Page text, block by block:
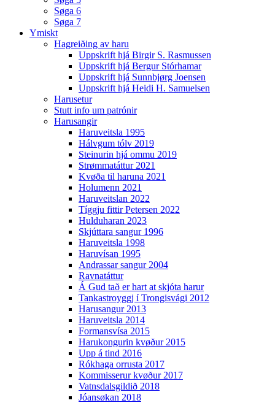
Søga 6
Søga 7
Ymiskt
Hagreiðing av haru
Uppskrift hjá Birgir S. Rasmussen
Uppskrift hjá Bergur Stórhamar
Uppskrift hjá Sunnbjørg Joensen
Uppskrift hjá Heidi H. Samuelsen
Harusetur
Stutt info um patrónir
Harusangir
Haruveitsla 1995
Hálvgum tólv 2019
Steinurin hjá ommu 2019
Strømmatáttur 2021
Kvøða til haruna 2021
Holumenn 2021
Haruveitslan 2022
Tíggju fittir Petersen 2022
Hulduharan 2023
Skjúttara sangur 1996
Haruveitsla 1998
Haruvísan 1995
Andrassar sangur 2004
Ravnatáttur
Á Gud tað er hart at skjóta harur
Tankastroyggj í Trongisvági 2012
Harusangur 2013
Haruveitsla 2014
Formansvísa 2015
Harukongurin kvøður 2015
Upp á tind 2016
Rókhaga orrusta 2017
Kommisserur kvøður 2017
Vatnsdalsgildið 2018
Jóansøkan 2018